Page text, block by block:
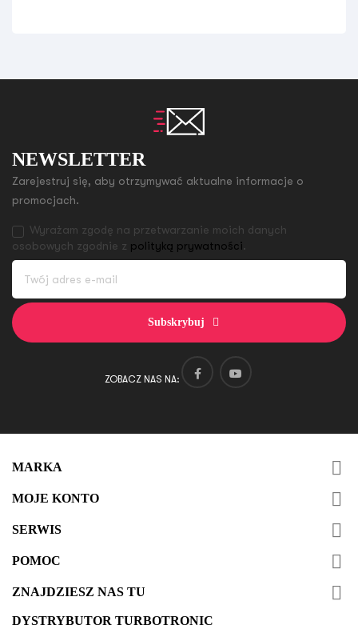
NEWSLETTER
Zarejestruj się, aby otrzymywać aktualne informacje o
promocjach.
Wyrażam zgodę na przetwarzanie moich danych
osobowych zgodnie z polityką prywatności.
Subskrybuj
ZOBACZ NAS NA:
MARKA 
MOJE KONTO 
SERWIS 
POMOC 
ZNAJDZIESZ NAS TU 
DYSTRYBUTOR TURBOTRONIC